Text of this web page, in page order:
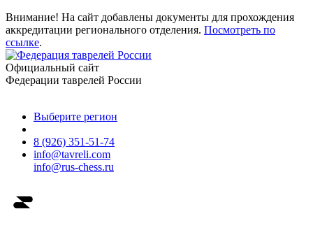
Внимание! На сайт добавлены документы для прохождения
аккредитации регионального отделения. Посмотреть по
ссылке.
Официальный сайт
Федерации таврелей России
Выберите регион
8 (926) 351-51-74
info@tavreli.com
info@rus-chess.ru